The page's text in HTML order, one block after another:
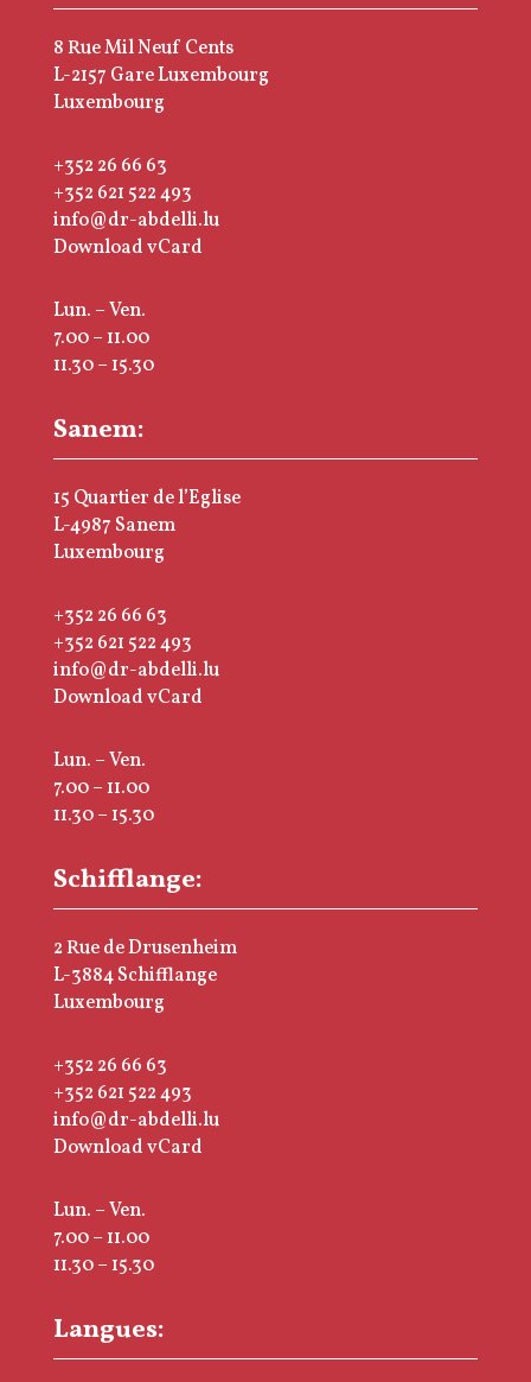
8 Rue Mil Neuf Cents
L-2157 Gare Luxembourg
Luxembourg
+352 26 66 63
+352 621 522 493
info@dr-abdelli.lu
Download vCard
Lun. – Ven.
7.00 – 11.00
11.30 – 15.30
Sanem:
15 Quartier de l’Eglise
L-4987 Sanem
Luxembourg
+352 26 66 63
+352 621 522 493
info@dr-abdelli.lu
Download vCard
Lun. – Ven.
7.00 – 11.00
11.30 – 15.30
Schifflange:
2 Rue de Drusenheim
L-3884 Schifflange
Luxembourg
+352 26 66 63
+352 621 522 493
info@dr-abdelli.lu
Download vCard
Lun. – Ven.
7.00 – 11.00
11.30 – 15.30
Langues: